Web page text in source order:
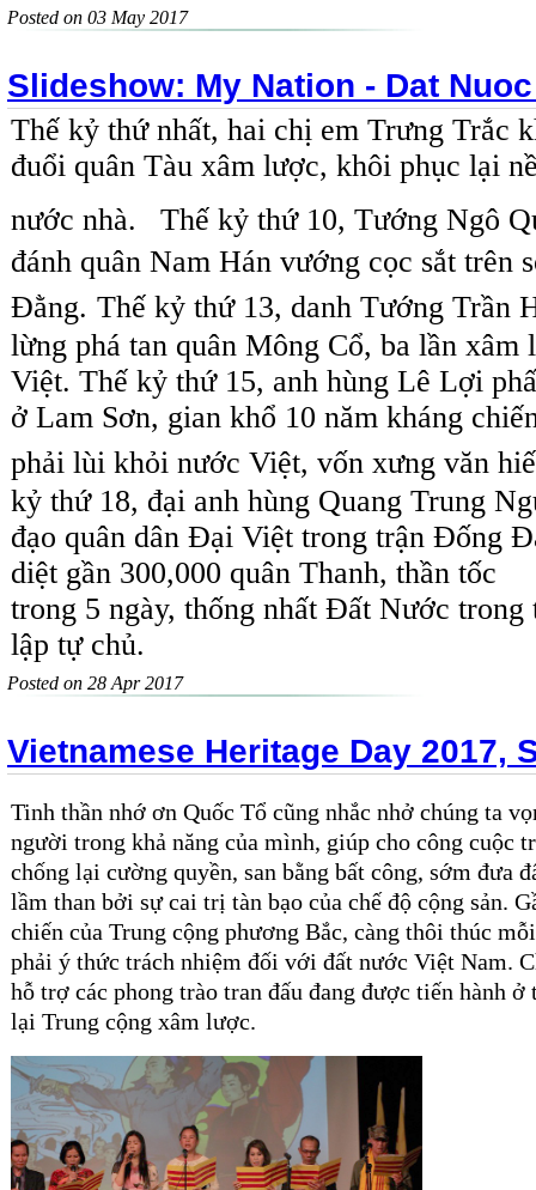
Posted on 03 May 2017
Slideshow: My Nation - Dat
Thế kỷ thứ nhất, hai chị em Trưng Trắc
đuổi quân Tàu xâm lược, khôi phục lại
nước nhà.
Thế kỷ thứ 10, Tướng Ngô
đánh quân Nam Hán vướng cọc sắt trên
Đằng. Thế kỷ thứ 13, danh Tướng Trần
lừng phá tan quân Mông Cổ, ba lần xâm
Việt. Thế kỷ thứ 15, anh hùng Lê Lợi
ở Lam Sơn, gian khổ 10 năm kháng
phải lùi khỏi nước Việt, vốn xưng văn
kỷ thứ 18, đại anh hùng Quang Trung
đạo quân dân Đại Việt trong trận Đống
diệt gần 300,000 quân Thanh, thần tốc
trong 5 ngày, thống nhất Đất Nước trong
lập tự chủ.
Posted on 28 Apr 2017
Vietnamese Heritage Day 2017,
Tinh thần nhớ ơn Quốc Tổ cũng nhắc nhở chúng ta
người trong khả năng của mình, giúp cho công cuộc
chống lại cường quyền, san bằng bất công, sớm đưa
lầm than bởi sự cai trị tàn bạo của chế độ cộng sản.
chiến của Trung cộng phương Bắc, càng thôi thúc
phải ý thức trách nhiệm đối với đất nước Việt Nam.
hỗ trợ các phong trào tran đấu đang được tiến hành ở
lại Trung cộng xâm lược.